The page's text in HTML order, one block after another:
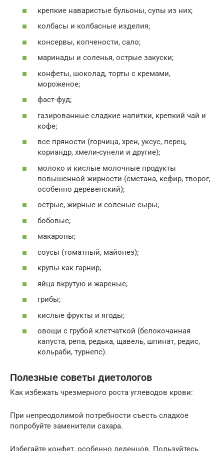
крепкие наваристые бульоны, супы из них;
колбасы и колбасные изделия;
консервы, копчености, сало;
маринады и соленья, острые закуски;
конфеты, шоколад, торты с кремами,
мороженое;
фаст-фуд;
газированные сладкие напитки, крепкий чай и
кофе;
все пряности (горчица, хрен, уксус, перец,
кориандр, хмели-сунели и другие);
молоко и кислые молочные продукты
повышенной жирности (сметана, кефир, творог,
особенно деревенский);
острые, жирные и соленые сыры;
бобовые;
макароны;
соусы (томатный, майонез);
крупы как гарнир;
яйца вкрутую и жареные;
грибы;
кислые фрукты и ягоды;
овощи с грубой клетчаткой (белокочанная
капуста, репа, редька, щавель, шпинат, редис,
кольраби, турнепс).
Полезные советы диетологов
Как избежать чрезмерного роста углеводов крови:
При непреодолимой потребности съесть сладкое
попробуйте заменители сахара.
Избегайте конфет, особенно леденцов. Пользуйтесь